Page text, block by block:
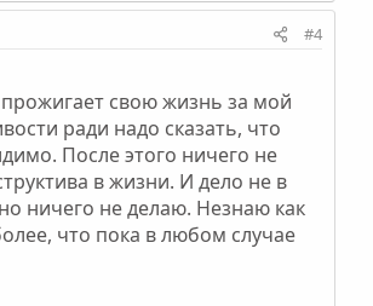
#4
свою жизнь за мой
ради надо сказать, что
После этого ничего не
в жизни. И дело не в
ничего не делаю. Незнаю как
что пока в любом случае